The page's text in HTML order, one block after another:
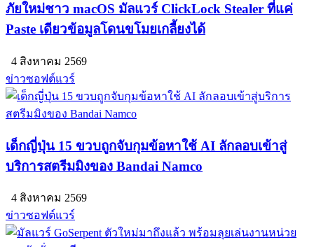
ภัยใหม่ชาว macOS มัลแวร์ ClickLock Stealer ที่แค่
Paste เดียวข้อมูลโดนขโมยเกลี้ยงได้
4 สิงหาคม 2569
ข่าวซอฟต์แวร์
เด็กญี่ปุ่น 15 ขวบถูกจับกุมข้อหาใช้ AI ลักลอบเข้าสู่
บริการสตรีมมิงของ Bandai Namco
4 สิงหาคม 2569
ข่าวซอฟต์แวร์